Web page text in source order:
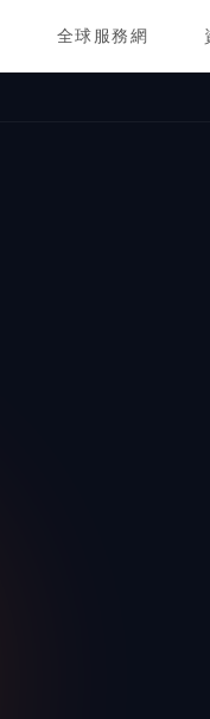
全球服務網